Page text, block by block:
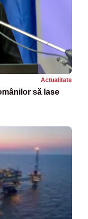
Actualitate
să lase